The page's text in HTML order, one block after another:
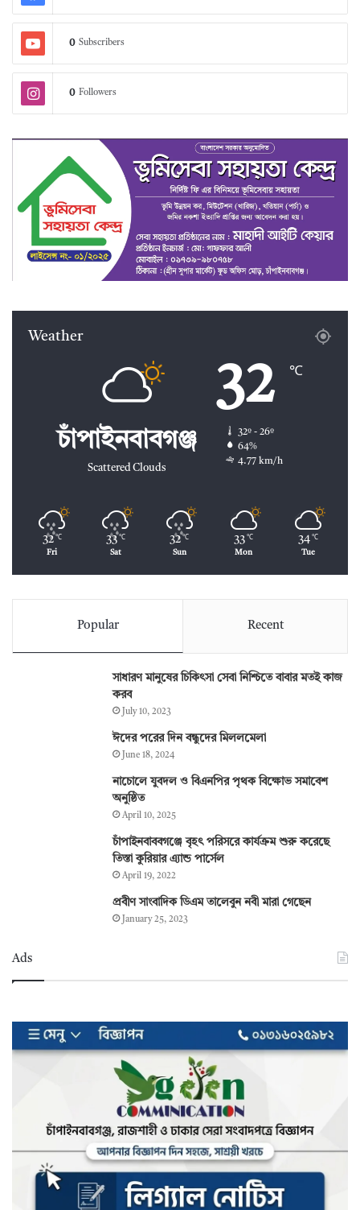
0 Subscribers
0 Followers
Weather
চাঁপাইনবাবগঞ্জ
Scattered Clouds
32 ℃
32º - 26º
64%
4.77 km/h
32 ℃
Fri
33 ℃
Sat
32 ℃
Sun
33 ℃
Mon
34 ℃
Tue
Popular Recent
সাধারণ মানুষের চিকিৎসা সেবা নিশ্চিতে বাবার মতই কাজ
করব
July 10, 2023
ঈদের পরের দিন বন্ধুদের মিললমেলা
June 18, 2024
নাচোলে যুবদল ও বিএনপির পৃথক বিক্ষোভ সমাবেশ
অনুষ্ঠিত
April 10, 2025
চাঁপাইনবাববগঞ্জে বৃহৎ পরিসরে কার্যক্রম শুরু করেছে
তিস্তা কুরিয়ার এ্যান্ড পার্সেল
April 19, 2022
প্রবীণ সাংবাদিক ডিএম তালেবুন নবী মারা গেছেন
January 25, 2023
Ads